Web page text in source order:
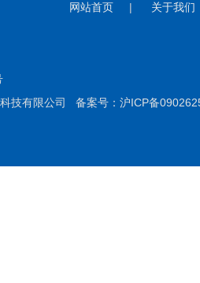
网站首页 | 关于我们
技有限公司 备案号：沪ICP备